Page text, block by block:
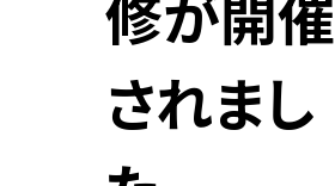
修が開催
されまし